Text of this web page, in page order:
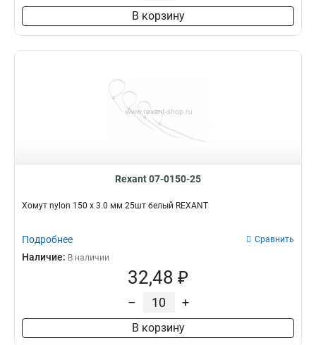
В корзину
Rexant 07-0150-25
Хомут nylon 150 х 3.0 мм 25шт белый REXANT
Подробнее Сравнить
Наличие: В наличии
32,48 ₽
– +
В корзину